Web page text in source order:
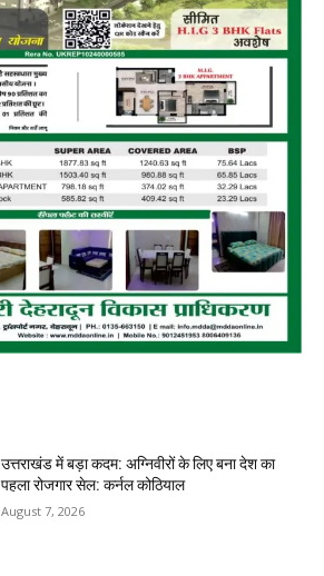
उत्तराखंड में बड़ा कदम: अग्निवीरों के लिए बना देश का
पहला रोजगार सेल: कर्नल कोठियाल
August 7, 2026